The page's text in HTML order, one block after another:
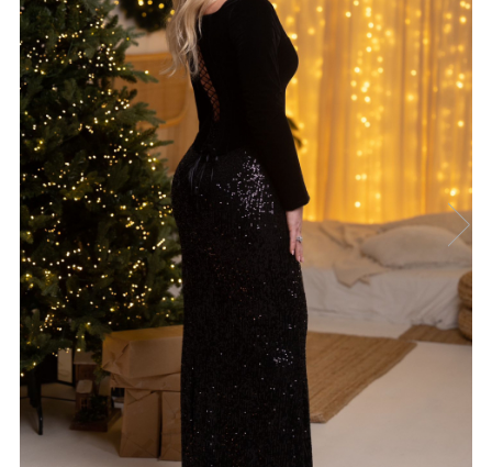
Jachete
Paltoane
Costume Baie
Lichidare de stoc